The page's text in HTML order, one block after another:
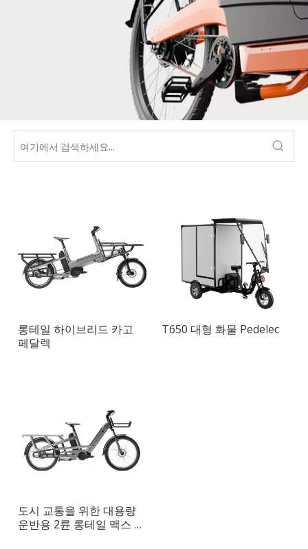
롱테일 하이브리드 카고
페달렉
T650 대형 화물 Pedelec
도시 교통을 위한 대용량
운반용 2륜 롱테일 맥스 카